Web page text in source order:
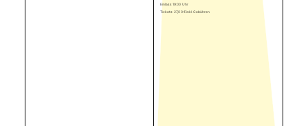
Einlass 19:00 Uhr
Tickets: 27,00 € inkl. Gebühren